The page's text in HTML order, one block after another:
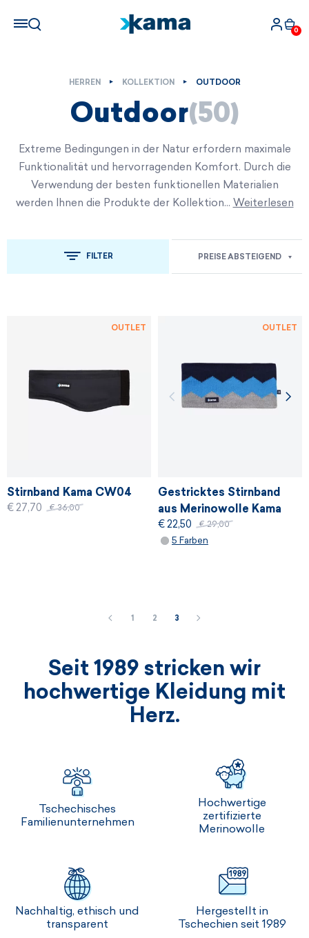
0
HERREN KOLLEKTION OUTDOOR
Outdoor(50)
Extreme Bedingungen in der Natur erfordern maximale
Funktionalität und hervorragenden Komfort. Durch die
Verwendung der besten funktionellen Materialien
werden Ihnen die Produkte der Kollektion… Weiterlesen
FILTER PREISE ABSTEIGEND
Stirnband Kama CW04
€ 27,70 € 36,00
OUTLET
Gestricktes Stirnband
aus Merinowolle Kama
C79
€ 22,50 € 29,00
5 Farben
OUTLET
1 2 3
Seit 1989 stricken wir
hochwertige Kleidung mit
Herz.
Tschechisches
Familienunternehmen
Hochwertige
zertifizierte
Merinowolle
Nachhaltig, ethisch und
transparent
Hergestellt in
Tschechien seit 1989